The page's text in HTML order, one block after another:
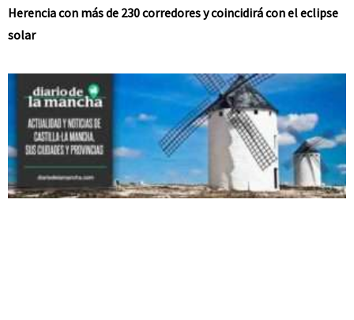
Herencia con más de 230 corredores y coincidirá con el eclipse
solar